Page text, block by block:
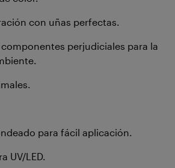
con uñas perfectas.
componentes perjudiciales para la
para fácil aplicación.
UV/LED.